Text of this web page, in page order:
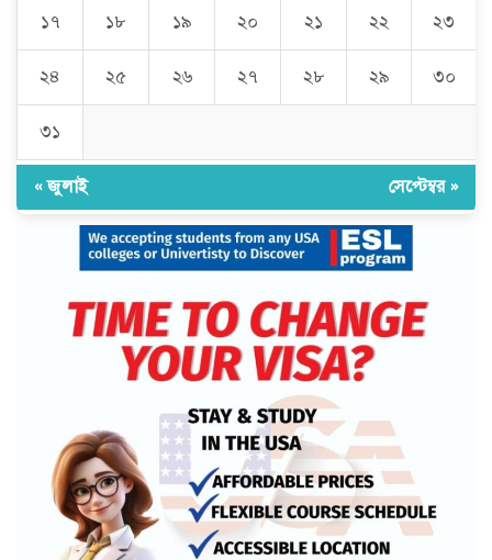
১৭ ১৮ ১৯ ২০ ২১ ২২ ২৩
২৪ ২৫ ২৬ ২৭ ২৮ ২৯ ৩০
৩১
« জুলাই সেপ্টেম্বর »